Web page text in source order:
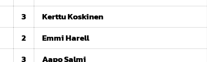
3
Kerttu Koskinen
2
Emmi Harell
3 Aapo Salmi